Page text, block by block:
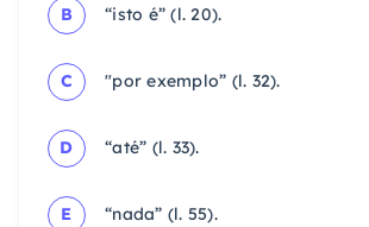
B “isto é” (l. 20).
C "por exemplo” (l. 32).
D “até” (l. 33).
E “nada” (l. 55).